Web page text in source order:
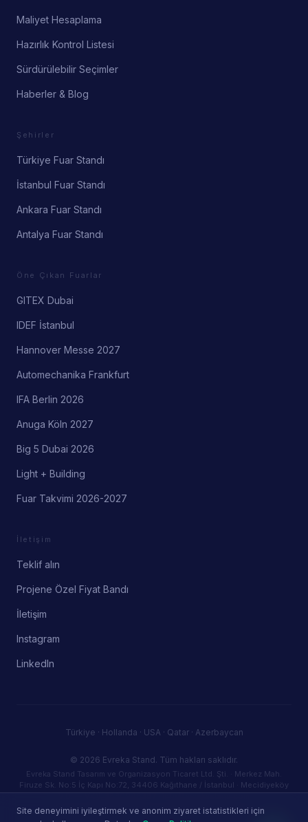
Site deneyimini iyileştirmek ve anonim ziyaret istatistikleri için
Maliyet Hesaplama
Hazırlık Kontrol Listesi
Sürdürülebilir Seçimler
Haberler & Blog
Şehirler
Türkiye Fuar Standı
İstanbul Fuar Standı
Ankara Fuar Standı
Antalya Fuar Standı
Öne Çıkan Fuarlar
GITEX Dubai
IDEF İstanbul
Hannover Messe 2027
Automechanika Frankfurt
IFA Berlin 2026
Anuga Köln 2027
Big 5 Dubai 2026
Light + Building
Fuar Takvimi 2026-2027
İletişim
Teklif alın
Projene Özel Fiyat Bandı
İletişim
Instagram
LinkedIn
Türkiye · Hollanda · USA · Qatar · Azerbaycan
© 2026 Evreka Stand. Tüm hakları saklıdır.
Evreka Stand Tasarım ve Organizasyon Ticaret Ltd. Şti. · Merkez Mah.
Firuze Sk. No:5 İç Kapı No:72, 34406 Kağıthane / İstanbul · Mecidiyeköy
V.D. — VKN: 3830946387 · info@evrekastand.com
Gizlilik Politikası Kullanım Koşulları Çerez Politikası